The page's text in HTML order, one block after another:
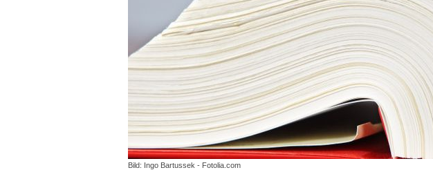
Bild: Ingo Bartussek - Fotolia.com